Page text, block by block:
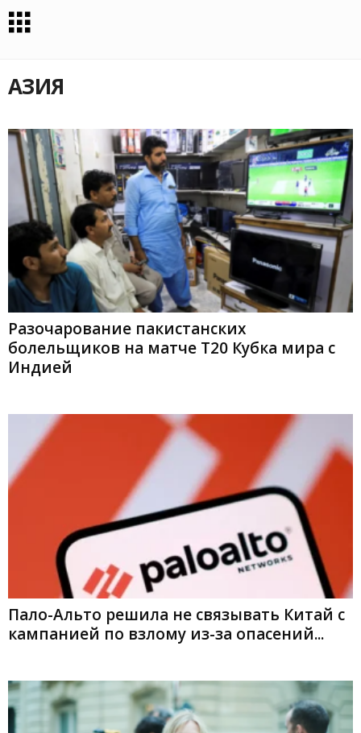
АЗИЯ
Разочарование пакистанских
болельщиков на матче Т20 Кубка мира с
Индией
Пало-Альто решила не связывать Китай с
кампанией по взлому из-за опасений...